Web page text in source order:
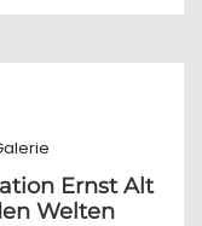
Ernst Alt
Welten